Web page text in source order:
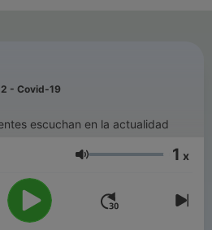
2 - Covid-19
Música que adolescentes escuchan en la actualidad
Volumen 1 x